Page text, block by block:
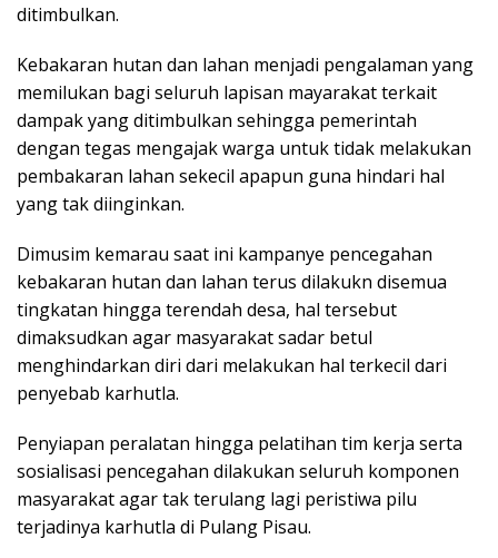
ditimbulkan.
Kebakaran hutan dan lahan menjadi pengalaman yang
memilukan bagi seluruh lapisan mayarakat terkait
dampak yang ditimbulkan sehingga pemerintah
dengan tegas mengajak warga untuk tidak melakukan
pembakaran lahan sekecil apapun guna hindari hal
yang tak diinginkan.
Dimusim kemarau saat ini kampanye pencegahan
kebakaran hutan dan lahan terus dilakukn disemua
tingkatan hingga terendah desa, hal tersebut
dimaksudkan agar masyarakat sadar betul
menghindarkan diri dari melakukan hal terkecil dari
penyebab karhutla.
Penyiapan peralatan hingga pelatihan tim kerja serta
sosialisasi pencegahan dilakukan seluruh komponen
masyarakat agar tak terulang lagi peristiwa pilu
terjadinya karhutla di Pulang Pisau.